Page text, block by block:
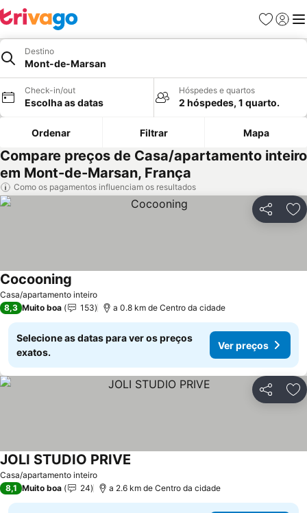
Favoritos
Iniciar
Destino
Mont-de-Marsan
Check-in/out
Escolha as datas
Hóspedes e quartos
2 hóspedes, 1 quarto.
Ordenar Filtrar Mapa
Compare preços de Casa/apartamento inteiro
em Mont-de-Marsan, França
Como os pagamentos influenciam os resultados
Partilhar
Casa/apartamento inteiro
Cocooning
8,3 Muito boa 153 a 0.8 km de Centro da cidade
Selecione as datas para ver os preços
exatos.
Ver preços
Partilhar
Casa/apartamento inteiro
JOLI STUDIO PRIVE
8,1 Muito boa 24 a 2.6 km de Centro da cidade